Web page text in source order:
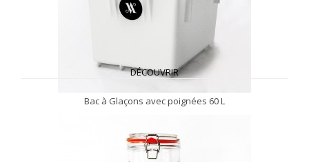
DÉCOUVRIR
Bac à Glaçons avec poignées 60 L